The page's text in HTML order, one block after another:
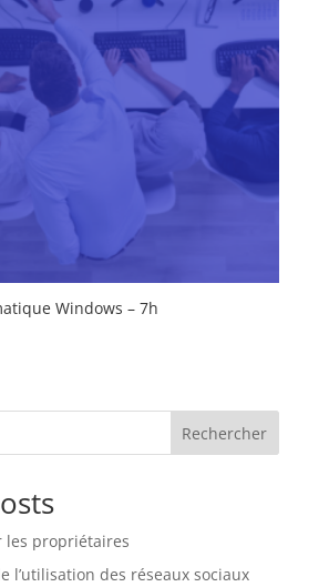
Windows – 7h
Rechercher
les propriétaires
l’utilisation des réseaux sociaux